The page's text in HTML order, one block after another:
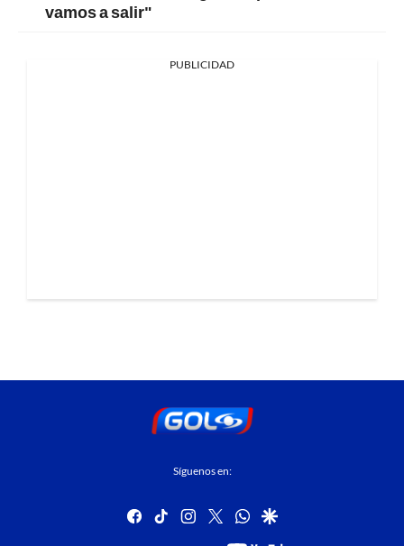
vamos a salir"
PUBLICIDAD
Síguenos en:
facebook
tiktok instagram
twitterwhatsapp
google